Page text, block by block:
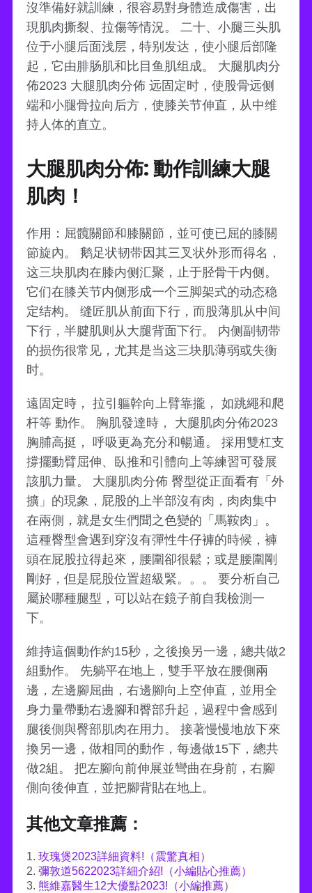
沒準備好就訓練，很容易對身體造成傷害，出
現肌肉撕裂、拉傷等情況。 二十、小腿三头肌
位于小腿后面浅层，特别发达，使小腿后部隆
起，它由腓肠肌和比目鱼肌组成。 大腿肌肉分
佈2023 大腿肌肉分佈 远固定时，使股骨远侧
端和小腿骨拉向后方，使膝关节伸直，从中维
持人体的直立。
大腿肌肉分佈: 動作訓練大腿
肌肉！
作用：屈髖關節和膝關節，並可使已屈的膝關
節旋內。 鹅足状韧带因其三叉状外形而得名，
这三块肌肉在膝内侧汇聚，止于胫骨干内侧。
它们在膝关节内侧形成一个三脚架式的动态稳
定结构。 缝匠肌从前面下行，而股薄肌从中间
下行，半腱肌则从大腿背面下行。 内侧副韧带
的损伤很常见，尤其是当这三块肌薄弱或失衡
时。
遠固定時， 拉引軀幹向上臂靠攏， 如跳繩和爬
杆等 動作。 胸肌發達時， 大腿肌肉分佈2023
胸脯高挺， 呼吸更為充分和暢通。 採用雙杠支
撐擺動臂屈伸、臥推和引體向上等練習可發展
該肌力量。 大腿肌肉分佈 臀型從正面看有「外
擴」的現象，屁股的上半部沒有肉，肉肉集中
在兩側，就是女生們聞之色變的「馬鞍肉」。
這種臀型會遇到穿沒有彈性牛仔褲的時候，褲
頭在屁股拉得起來，腰圍卻很鬆；或是腰圍剛
剛好，但是屁股位置超級緊。。。 要分析自己
屬於哪種腿型，可以站在鏡子前自我檢測一
下。
維持這個動作約15秒，之後換另一邊，總共做2
組動作。 先躺平在地上，雙手平放在腰側兩
邊，左邊腳屈曲，右邊腳向上空伸直，並用全
身力量帶動右邊腳和臀部升起，過程中會感到
腿後側與臀部肌肉在用力。 接著慢慢地放下來
換另一邊，做相同的動作，每邊做15下，總共
做2組。 把左腳向前伸展並彎曲在身前，右腳
側向後伸直，並把腳背貼在地上。
其他文章推薦：
1. 玫瑰煲2023詳細資料!（震驚真相）
2. 彌敦道5622023詳細介紹!（小編貼心推薦）
3. 熊維嘉醫生12大優點2023!（小編推薦）